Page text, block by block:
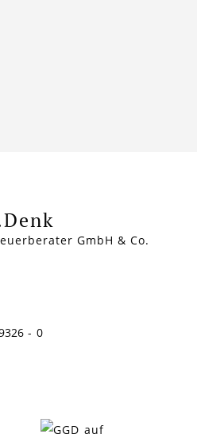
GmbH & Co.
- 0